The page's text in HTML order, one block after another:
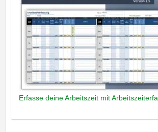
Erfasse deine Arbeitszeit mit